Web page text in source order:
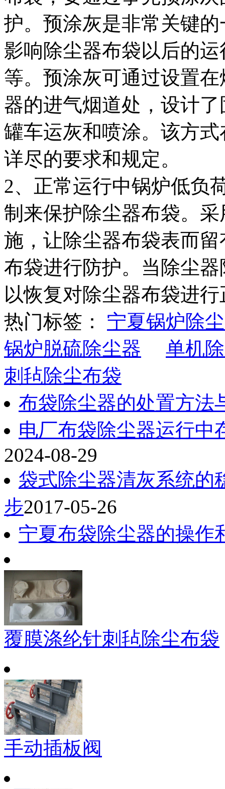
护。预涂灰是非常关键
影响除尘器布袋以后的
等。预涂灰可通过设置
器的进气烟道处，设计
罐车运灰和喷涂。该方
详尽的要求和规定。
2、正常运行中锅炉低负
制来保护除尘器布袋。
施，让除尘器布袋表而
布袋进行防护。当除尘
以恢复对除尘器布袋进
热门标签： 宁夏锅炉除
锅炉脱硫除尘器
单机
刺毡除尘布袋
布袋除尘器的处置方法
电厂布袋除尘器运行中
2024-08-29
袋式除尘器清灰系统的
步2017-05-26
宁夏布袋除尘器的操作
覆膜涤纶针刺毡除尘布袋
手动插板阀